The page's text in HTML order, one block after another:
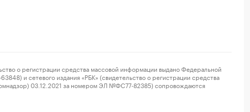
о регистрации средства массовой информации выдано Федеральной
и сетевого издания «РБК» (свидетельство о регистрации средства
03.12.2021 за номером ЭЛ №ФС77-82385) сопровождаются